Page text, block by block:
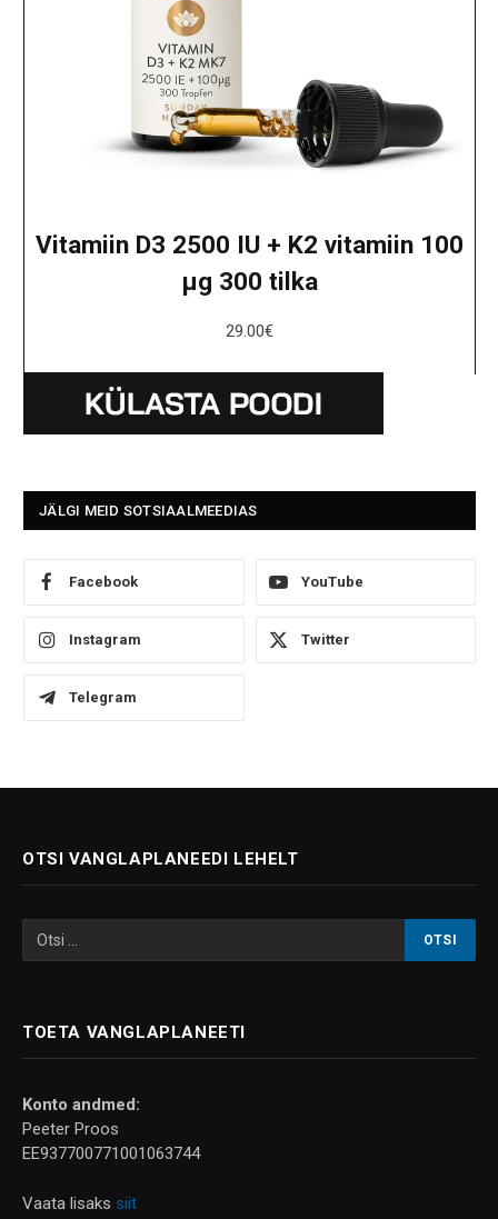
Vitamiin D3 2500 IU + K2 vitamiin 100
μg 300 tilka
29.00€
JÄLGI MEID SOTSIAALMEEDIAS
Facebook YouTube
Instagram Twitter
Telegram
OTSI VANGLAPLANEEDI LEHELT
TOETA VANGLAPLANEETI
Konto andmed:
Peeter Proos
EE937700771001063744
Vaata lisaks siit